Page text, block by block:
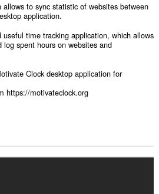
to sync statistic of websites between
application.
time tracking application, which allows
spent hours on websites and
Clock desktop application for
https://motivateclock.org